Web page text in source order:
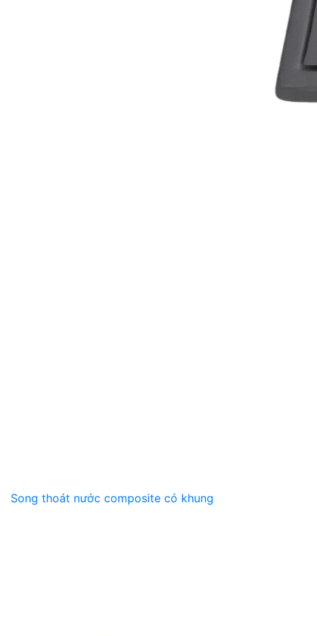
Song thoát nước composite có khung